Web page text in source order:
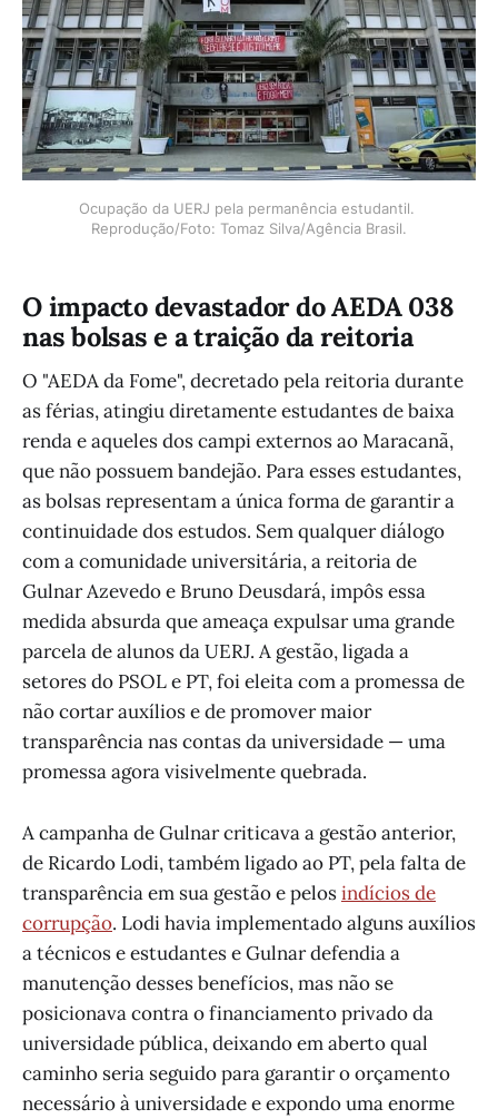
Ocupação da UERJ pela permanência estudantil.
Reprodução/Foto: Tomaz Silva/Agência Brasil.
O impacto devastador do AEDA 038
nas bolsas e a traição da reitoria
O "AEDA da Fome", decretado pela reitoria durante
as férias, atingiu diretamente estudantes de baixa
renda e aqueles dos campi externos ao Maracanã,
que não possuem bandejão. Para esses estudantes,
as bolsas representam a única forma de garantir a
continuidade dos estudos. Sem qualquer diálogo
com a comunidade universitária, a reitoria de
Gulnar Azevedo e Bruno Deusdará, impôs essa
medida absurda que ameaça expulsar uma grande
parcela de alunos da UERJ. A gestão, ligada a
setores do PSOL e PT, foi eleita com a promessa de
não cortar auxílios e de promover maior
transparência nas contas da universidade — uma
promessa agora visivelmente quebrada.
A campanha de Gulnar criticava a gestão anterior,
de Ricardo Lodi, também ligado ao PT, pela falta de
transparência em sua gestão e pelosindícios de
corrupção. Lodi havia implementado alguns auxílios
a técnicos e estudantes e Gulnar defendia a
manutenção desses benefícios, mas não se
posicionava contra o financiamento privado da
universidade pública, deixando em aberto qual
caminho seria seguido para garantir o orçamento
necessário à universidade e expondo uma enorme